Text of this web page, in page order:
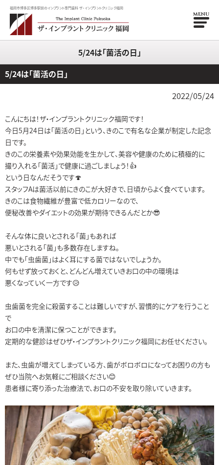
福岡市博多区博多駅前のインプラント専門歯科 ザ・インプラントクリニック福岡
MENU
5/24は「菌活の日」
5/24は「菌活の日」
2022/05/24
こんにちは！ザ・インプラントクリニック福岡です！
今日5月24日は「菌活の日」という、きのこで有名な企業が制定した記念
日です。
きのこの栄養素や効果効能を生かして、美容や健康のために積極的に
撮り入れる「菌活」で健康に過ごしましょう！👍
という日なんだそうです🍄
スタッフAは菌活以前にきのこが大好きで、日頃からよく食べています。
きのこは食物繊維が豊富で低カロリーなので、
便秘改善やダイエットの効果が期待できるんだとか😎
そんな体に良いとされる「菌」もあれば
悪いとされる「菌」も多数存在しますね。
中でも「虫歯菌」はよく耳にする菌ではないでしょうか。
何もせず放っておくと、どんどん増えていきお口の中の環境は
悪くなっていく一方です😥
虫歯菌を完全に殺菌することは難しいですが、習慣的にケアを行うこと
で
お口の中を清潔に保つことができます。
定期的な健診はぜひザ・インプラントクリニック福岡にお任せください。
また、虫歯が増えてしまっている方、歯がボロボロになってお困りの方も
ぜひ当院へお気軽にご相談ください😊
患者様に寄り添った治療法で、お口の不安を取り除いていきます。